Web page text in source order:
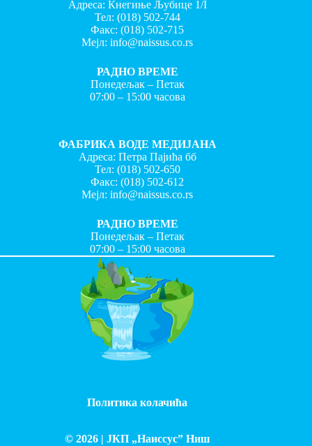
Адреса: Кнегиње Љубице 1/I
Тел: (018) 502-744
Факс:(018) 502-715
Мејл:info@naissus.co.rs
РАДНО ВРЕМЕ
Понедељак – Петак
07:00 – 15:00 часова
ФАБРИКА ВОДЕ МЕДИЈАНА
Адреса: Петра Пајића бб
Тел: (018) 502-650
Факс:(018) 502-612
Мејл:info@naissus.co.rs
РАДНО ВРЕМЕ
Понедељак – Петак
07:00 – 15:00 часова
Политика колачића
© 2026 | ЈКП „Наиссус” Ниш